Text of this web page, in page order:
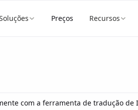
Preços Recursos
com a ferramenta de tradução de